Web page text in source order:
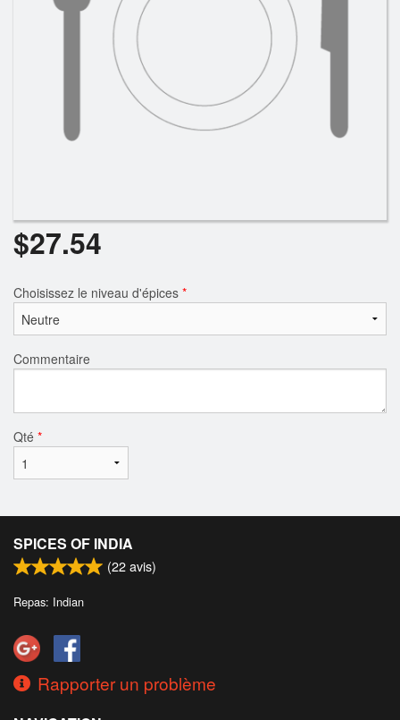
$27.54
Choisissez le niveau d'épices *
Commentaire
Qté *
SPICES OF INDIA
(22avis)
Repas: Indian
Rapporter un problème